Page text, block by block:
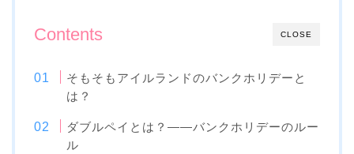
CLOSE
Contents
そもそもアイルランドのバンクホリデーと
は？
ダブルペイとは？――バンクホリデーのルー
ル